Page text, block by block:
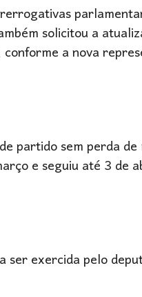
solicitou a
a nova
partido sem perda
e seguiu até 3 de
ser exercida pelo